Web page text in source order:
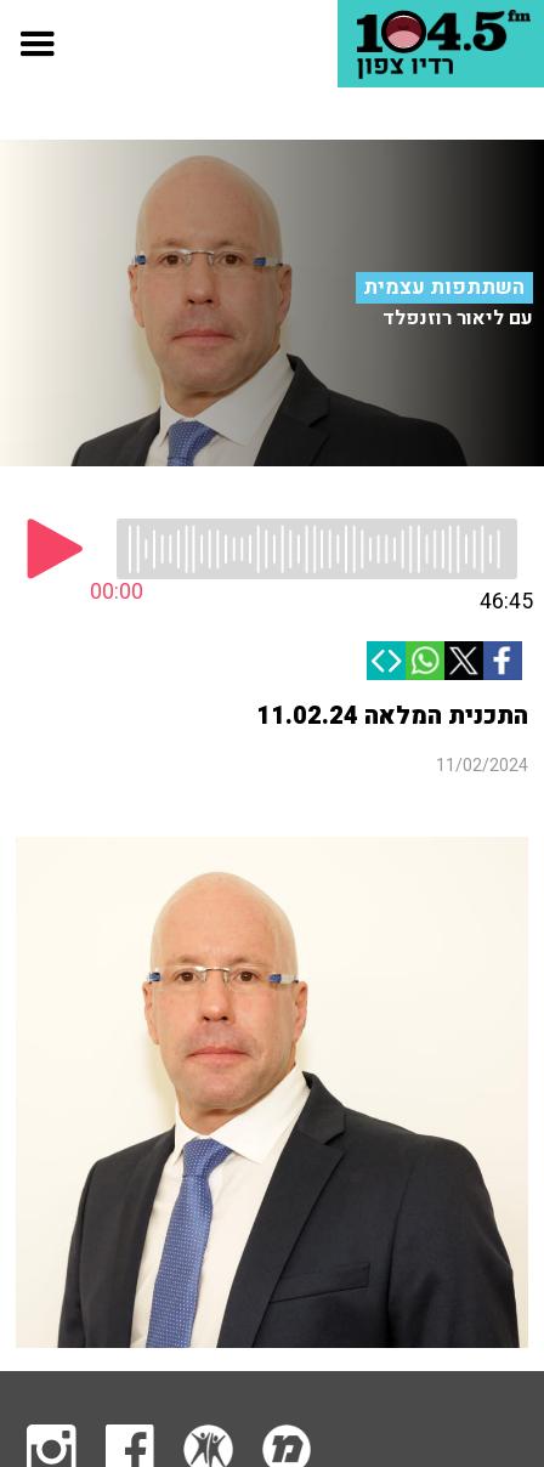
השתתפות עצמית
עם ליאור רוזנפלד
00:00 46:45
התכנית המלאה 11.02.24
11/02/2024